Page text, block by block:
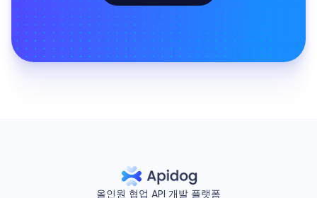
올인원 협업 API 개발 플랫폼